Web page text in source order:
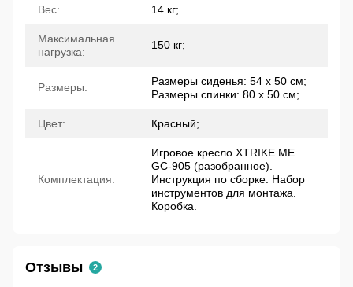
Вес: 14 кг;
Максимальная
нагрузка:
150 кг;
Размеры:
Размеры сиденья: 54 x 50 см;
Размеры спинки: 80 x 50 см;
Цвет: Красный;
Комплектация:
Игровое кресло XTRIKE ME
GC-905 (разобранное).
Инструкция по сборке. Набор
инструментов для монтажа.
Коробка.
Отзывы 2